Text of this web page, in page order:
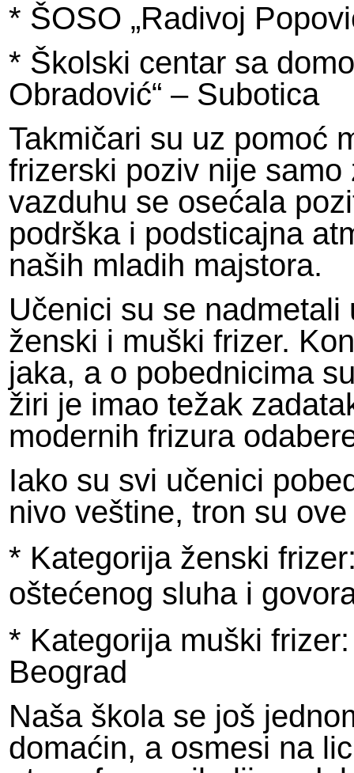
* ŠOSO „Radivoj
* Školski centar sa
Obradović“ – Subotica
Takmičari su uz pomoć
frizerski poziv nije
vazduhu se osećala
podrška i podsticajna
naših mladih majstora.
Učenici su se
ženski i muški frizer.
jaka, a o pobednicima
žiri je imao težak
modernih frizura
Iako su svi učenici
nivo veštine, tron su
* Kategorija ženski
oštećenog sluha i
* Kategorija muški
Beograd
Naša škola se još
domaćin, a osmesi na